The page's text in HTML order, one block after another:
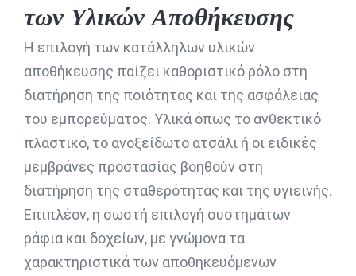
των Υλικών Αποθήκευσης
Η επιλογή των κατάλληλων υλικών
αποθήκευσης παίζει καθοριστικό ρόλο στη
διατήρηση της ποιότητας και της ασφάλειας
του εμπορεύματος. Υλικά όπως το ανθεκτικό
πλαστικό, το ανοξείδωτο ατσάλι ή οι ειδικές
μεμβράνες προστασίας βοηθούν στη
διατήρηση της σταθερότητας και της υγιεινής.
Επιπλέον, η σωστή επιλογή συστημάτων
ράφια και δοχείων, με γνώμονα τα
χαρακτηριστικά των αποθηκευόμενων